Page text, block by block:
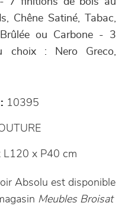
Chêne Satiné, Tabac,
ou Carbone - 3
choix : Nero Greco,
10395
L120 x P40 cm
Absolu est disponible
Meubles Broisat